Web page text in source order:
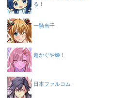
る！
一騎当千
超かぐや姫！
日本ファルコム